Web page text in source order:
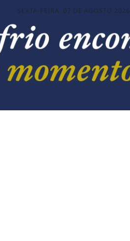
SEXTA-FEIRA, 07 DE AGOSTO 2026